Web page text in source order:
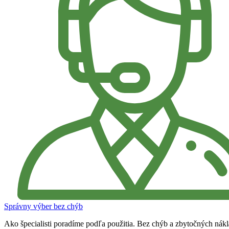
Správny výber bez chýb
Ako špecialisti poradíme podľa použitia. Bez chýb a zbytočných